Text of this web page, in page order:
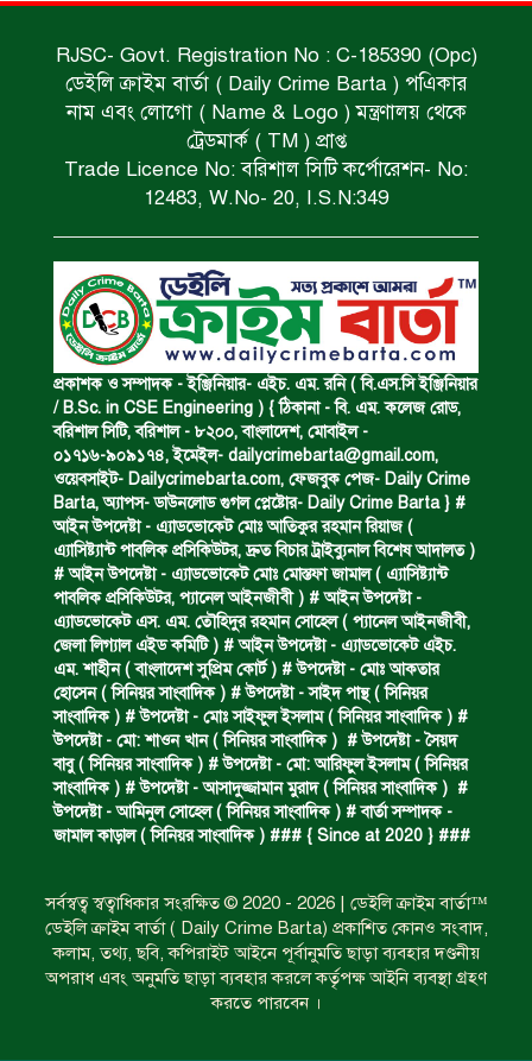
অভিমান করে স্বামীর আত্মহত্যা।
ধর্ষণচেষ্টা ও হত্যা মামলায় মৃত্যুদণ্ড।
বিশুদ্ধ পানির পাম্প পেল শতাধিক পরিবার।
সড়ক দুর্ঘটনায় বাসচাপায় মৃত্যুর ঘটনা।
বিজিবি’র অভিযানে ইয়াবা জব্দ।
অপহৃত রোহিঙ্গা উদ্ধার।
পানিতে ডুবে এক ছাত্রের মৃত্যু।
ঝুলন্ত মরদেহ উদ্ধার।
অবৈধ ঘের নির্মাণে আটক।
একজন সড়ক দুর্ঘটনায় নিহত ও দুইজন আহত।
RJSC- Govt. Registration No : C-185390 (Opc)
ডেইলি ক্রাইম বার্তা ( Daily Crime Barta ) পএিকার
নাম এবং লোগো ( Name & Logo ) মন্ত্রণালয় থেকে
ট্রেডমার্ক ( TM ) প্রাপ্ত
Trade Licence No: বরিশাল সিটি কর্পোরেশন- No:
12483, W.No- 20, I.S.N:349
প্রকাশক ও সম্পাদক - ইঞ্জিনিয়ার- এইচ. এম. রনি ( বি.এস.সি ইঞ্জিনিয়ার
/ B.Sc. in CSE Engineering ) { ঠিকানা - বি. এম. কলেজ রোড,
বরিশাল সিটি, বরিশাল - ৮২০০, বাংলাদেশ, মোবাইল -
০১৭১৬-৯০৯১৭৪, ইমেইল- dailycrimebarta@gmail.com,
ওয়েবসাইট- Dailycrimebarta.com, ফেজবুক পেজ- Daily Crime
Barta, অ‍্যাপস- ডাউনলোড গুগল প্লেষ্টোর- Daily Crime Barta } #
আইন উপদেষ্টা - এ্যাডভোকেট মোঃ আতিকুর রহমান রিয়াজ (
এ‍্যাসিষ্ট‍্যান্ট পাবলিক প্রসিকিউটর, দ্রুত বিচার ট্রাইব্যুনাল বিশেষ আদালত )
# আইন উপদেষ্টা - এ্যাডভোকেট মোঃ মোস্তফা জামাল ( এ‍্যাসিষ্ট‍্যান্ট
পাবলিক প্রসিকিউটর, প‍্যানেল আইনজীবী ) # আইন উপদেষ্টা -
এ্যাডভোকেট এস. এম. তৌহিদুর রহমান সোহেল ( প‍্যানেল আইনজীবী,
জেলা লিগ্যাল এইড কমিটি ) # আইন উপদেষ্টা - এ্যাডভোকেট এইচ.
এম. শাহীন ( বাংলাদেশ সুপ্রিম কোর্ট ) # উপদেষ্টা - মোঃ আকতার
হোসেন ( সিনিয়র সাংবাদিক ) # উপদেষ্টা - সাইদ পান্থ ( সিনিয়র
সাংবাদিক ) # উপদেষ্টা - মোঃ সাইফুল ইসলাম ( সিনিয়র সাংবাদিক ) #
উপদেষ্টা - মো: শাওন খান ( সিনিয়র সাংবাদিক ) # উপদেষ্টা - সৈয়দ
বাবু ( সিনিয়র সাংবাদিক ) # উপদেষ্টা - মো: আরিফুল ইসলাম ( সিনিয়র
সাংবাদিক ) # উপদেষ্টা - আসাদুজ্জামান মুরাদ ( সিনিয়র সাংবাদিক ) #
উপদেষ্টা - আমিনুল সোহেল ( সিনিয়র সাংবাদিক ) # বার্তা সম্পাদক -
জামাল কাড়াল ( সিনিয়র সাংবাদিক ) ### { Since at 2020 } ###
সর্বস্বত্ব স্বত্বাধিকার সংরক্ষিত © 2020 - 2026 | ডেইলি ক্রাইম বার্তা™
ডেইলি ক্রাইম বার্তা ( Daily Crime Barta) প্রকাশিত কোনও সংবাদ,
কলাম, তথ্য, ছবি, কপিরাইট আইনে পূর্বানুমতি ছাড়া ব্যবহার দণ্ডনীয়
অপরাধ এবং অনুমতি ছাড়া ব্যবহার করলে কর্তৃপক্ষ আইনি ব্যবস্থা গ্রহণ
করতে পারবেন ।